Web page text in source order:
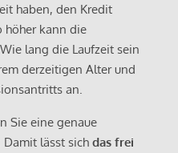
haben, den Kredit
höher kann die
lang die Laufzeit sein
derzeitigen Alter und
an.
Sie eine genaue
lässt sich das frei